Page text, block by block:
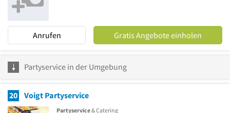
Anrufen Gratis Angebote einholen
Partyservice in der Umgebung
20 Voigt Partyservice
Partyservice& Catering